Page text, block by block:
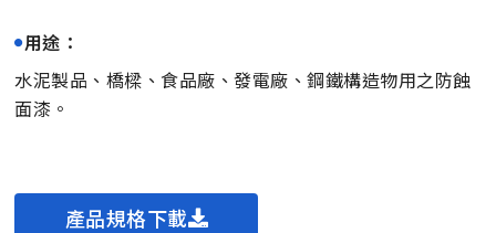
用途：
水泥製品、橋樑、食品廠、發電廠、鋼鐵構造物用之防蝕
面漆。
產品規格下載